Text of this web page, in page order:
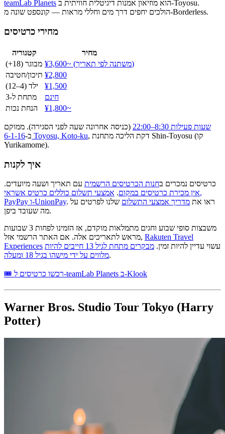
teamLab Planets
הולכים יחפים דרך מים וחללי מראות — קונספט שונה מ-Borderless.
מחירי כרטיסים
קטגוריה
מחיר
מבוגר (18+)
¥3,600~ (משתנה לפי תאריך)
תיכון/חטיבה ¥2,800
ילד (4–12)
¥1,500
מתחת ל-3
חינם
הנחת נכות
¥1,800~
שעות פעילות 8:30–22:00
(כניסה אחרונה שעה לפני הסגירה). ממוקם
ב- 6-1-16 Toyosu, Koto-ku, דקת הליכה מתחנת Shin-Toyosu (קו
Yurikamome).
איך לקנות
כרטיסים נמכרים בחנות הכרטיסים הרשמית עם תאריך ושעה מיועדים.
אין מכירת כרטיסים במקום. אמצעי תשלום כוללים כרטיס אשראי,
PayPay ו-UnionPay
. ראו את מדריך אמצעי התשלום שלנו לפרטים על
מה שעובד ביפן.
משבצות סופי שבוע וחגים מתמלאות מוקדם, אז הזמינו לפחות 3 שבועות
מראש לתאריכים אלה. אם האתר הרשמי אזל, Rakuten Travel
Experiences
עשוי עדיין להיות זמין.
מבקרים מתחת לגיל 13 חייבים להיות
מלווים על ידי מישהו בגיל 18 ומעלה.
🎟 רכשו כרטיסים ל-teamLab Planets ב-Klook
Warner Bros. Studio Tour Tokyo (Harry
Potter)